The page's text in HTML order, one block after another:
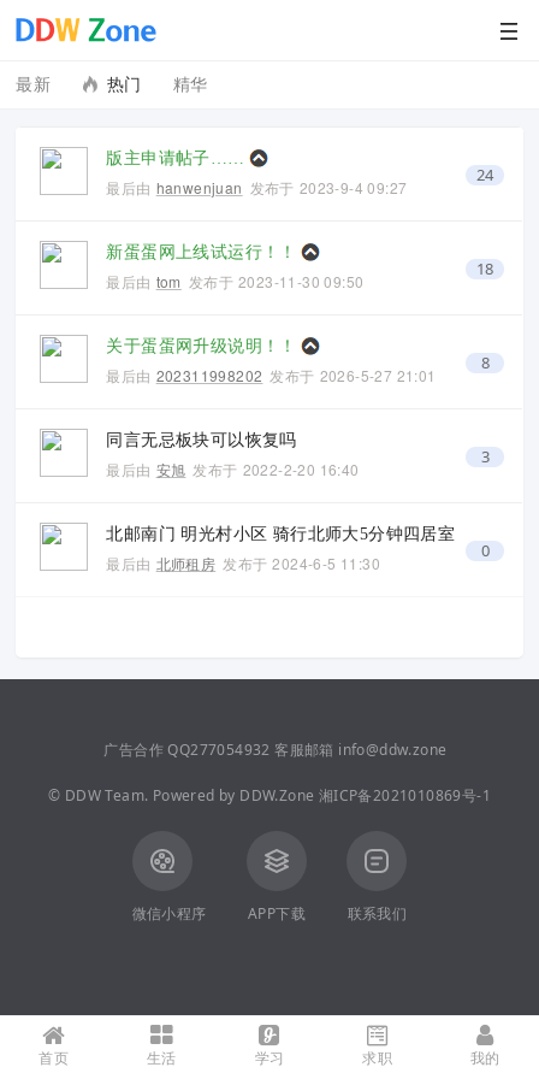
最新 热门 精华
24
版主申请帖子……
最后由 hanwenjuan 发布于 2023-9-4 09:27
18
新蛋蛋网上线试运行！！
最后由 tom 发布于 2023-11-30 09:50
8
关于蛋蛋网升级说明！！
最后由 202311998202 发布于 2026-5-27 21:01
3
同言无忌板块可以恢复吗
最后由 安旭 发布于 2022-2-20 16:40
0
北邮南门 明光村小区 骑行北师大5分钟四居室
最后由 北师租房 发布于 2024-6-5 11:30
首页 生活 学习 求职 我的
广告合作 QQ277054932 客服邮箱 info@ddw.zone
© DDW Team. Powered by DDW.Zone 湘ICP备2021010869号-1
微信小程序 APP下载 联系我们